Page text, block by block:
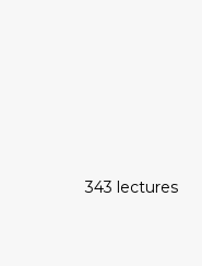
343 lectures